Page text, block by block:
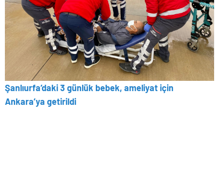
Şanlıurfa’daki 3 günlük bebek, ameliyat için
Ankara’ya getirildi